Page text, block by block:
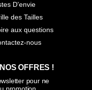
D'envie
des Tailles
aux questions
nous
OFFRES !
pour ne